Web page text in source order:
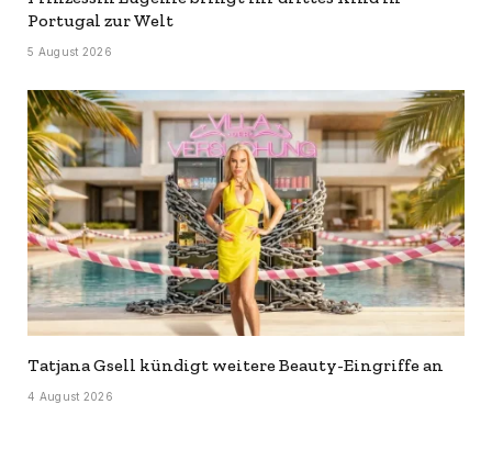
Portugal zur Welt
5 August 2026
Tatjana Gsell kündigt weitere Beauty-Eingriffe an
4 August 2026